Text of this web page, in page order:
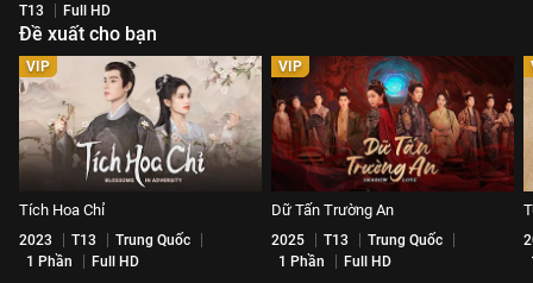
T13 Full HD
Đề xuất cho bạn
VIP
Tích Hoa Chỉ
2023 T13
Trung Quốc
1 Phần
Full HD
VIP
Dữ Tấn Trường An
2025 T13
Trung Quốc
1 Phần
Full HD